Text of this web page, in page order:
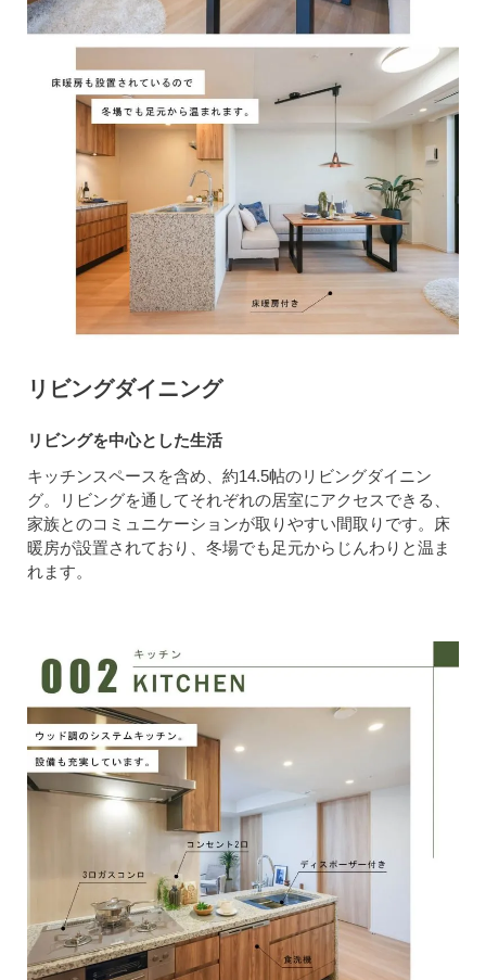
リビングダイニング
リビングを中心とした生活
キッチンスペースを含め、約14.5帖のリビングダイニン
グ。リビングを通してそれぞれの居室にアクセスできる、
家族とのコミュニケーションが取りやすい間取りです。床
暖房が設置されており、冬場でも足元からじんわりと温ま
れます。